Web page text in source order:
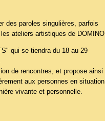
des paroles singulières, parfois
ateliers artistiques de DOMINO
qui se tiendra du 18 au 29
de rencontres, et propose ainsi
aux personnes en situation
vivante et personnelle.